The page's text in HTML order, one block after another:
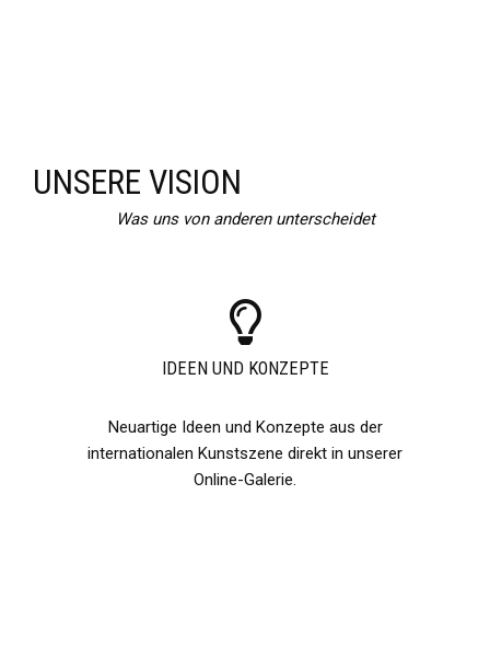
UNSERE VISION
Was uns von anderen unterscheidet
IDEEN UND KONZEPTE​
Neuartige Ideen und Konzepte aus der
internationalen Kunstszene direkt in unserer
Online-Galerie.​